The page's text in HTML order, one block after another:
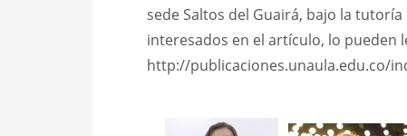
sede Saltos del Guairá, bajo la
interesados en el artículo, lo pueden
http://publicaciones.unaula.edu.co/